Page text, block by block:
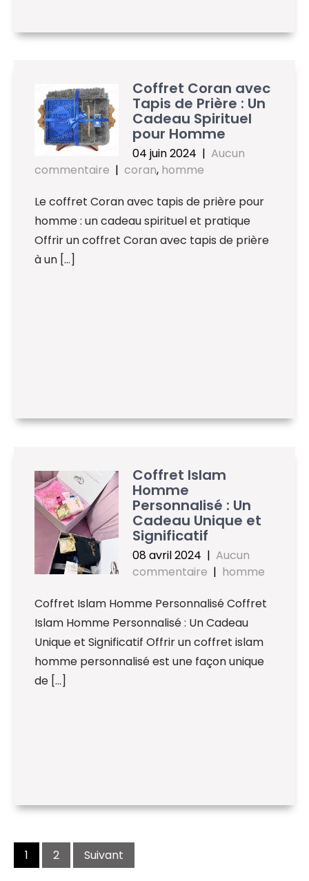
Coffret Coran avec
Tapis de Prière : Un
Cadeau Spirituel
pour Homme
04 juin 2024 | Aucun
commentaire | coran, homme
Le coffret Coran avec tapis de prière pour
homme : un cadeau spirituel et pratique
Offrir un coffret Coran avec tapis de prière
à un […]
Coffret Islam
Homme
Personnalisé : Un
Cadeau Unique et
Significatif
08 avril 2024 | Aucun
commentaire | homme
Coffret Islam Homme Personnalisé Coffret
Islam Homme Personnalisé : Un Cadeau
Unique et Significatif Offrir un coffret islam
homme personnalisé est une façon unique
de […]
Pagination
des
publications
1 2 Suivant